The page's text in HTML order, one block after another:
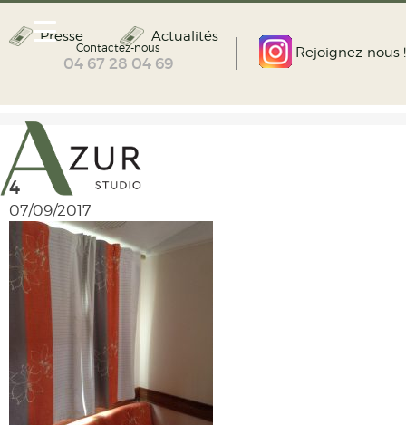
Rejoignez-nous !
Contactez-nous
04 67 28 04 69
Presse Actualités
4
07/09/2017